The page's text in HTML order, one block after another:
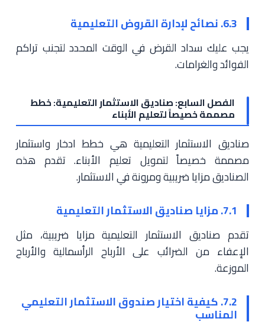
6.3. نصائح لإدارة القروض التعليمية
يجب عليك سداد القرض في الوقت المحدد لتجنب تراكم
الفوائد والغرامات.
الفصل السابع: صناديق الاستثمار التعليمية: خطط
مصممة خصيصاً لتعليم الأبناء
صناديق الاستثمار التعليمية هي خطط ادخار واستثمار
مصممة خصيصاً لتمويل تعليم الأبناء. تقدم هذه
الصناديق مزايا ضريبية ومرونة في الاستثمار.
7.1. مزايا صناديق الاستثمار التعليمية
تقدم صناديق الاستثمار التعليمية مزايا ضريبية، مثل
الإعفاء من الضرائب على الأرباح الرأسمالية والأرباح
الموزعة.
7.2. كيفية اختيار صندوق الاستثمار التعليمي
المناسب